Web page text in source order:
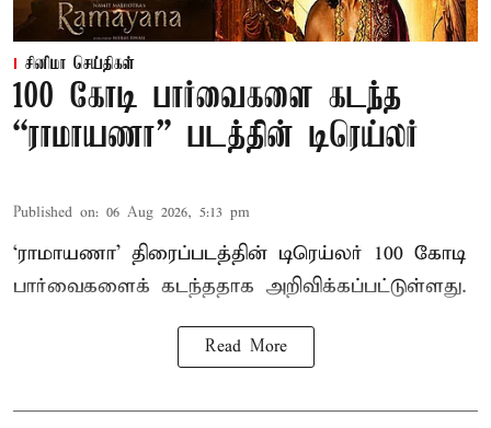
சினிமா செய்திகள்
100 கோடி பார்வைகளை கடந்த
“ராமாயணா” படத்தின் டிரெய்லர்
Published on: 06 Aug 2026, 5:13 pm
‘ராமாயணா’ திரைப்படத்தின் டிரெய்லர் 100 கோடி
பார்வைகளைக் கடந்ததாக அறிவிக்கப்பட்டுள்ளது.
Read More